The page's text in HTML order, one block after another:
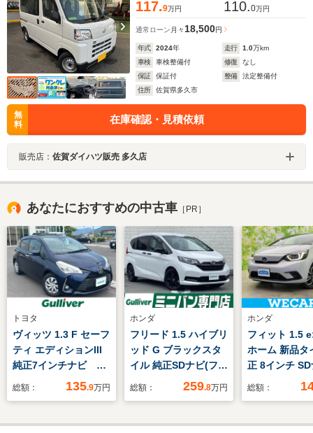
117.9万円 110.0万円
通常ローン 月々 18,500円
年式 2024年 走行 1.0万km
車検
車検整備付 修復
なし
保証
保証付 整備
法定整備付
住所
佐賀県多久市
無
料
在庫確認・見積依頼
販売店： 佐賀ダイハツ販売 多久店
あなたにおすすめの中古車 ［PR］
トヨタ
ヴィッツ 1.3 F セーフ
ティ エディションIII
純正7インチナビ フ
ルセグTV CD
前後コーナーセンサ
総額： 135.9万円
ホンダ
フリード 1.5 ハイブリ
ッド G ブラックスタ
イル 純正SDナビ(フル
セグTV/CD/BT) バッ
サー アダプティブク
総額： 259.8万円
ホンダ
フィット 1.5
ホーム 新品タ
正 8インチ
ンダセンシン
LED/
総額：